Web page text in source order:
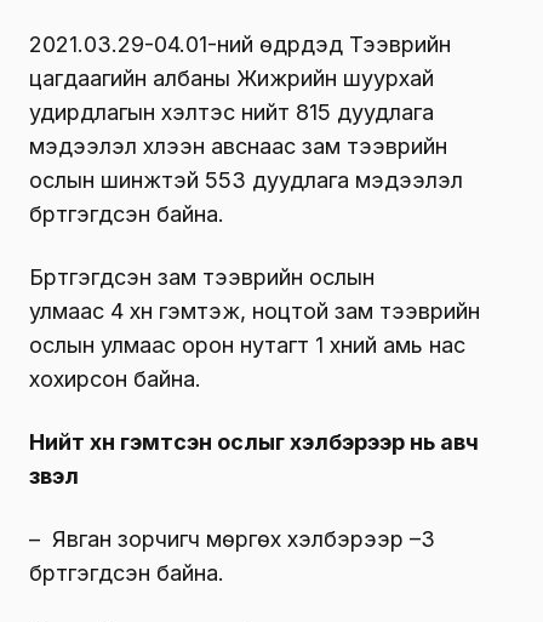
2021.03.29-04.01-ний өдрүүдэд Тээврийн
цагдаагийн албаны Жижүүрийн шуурхай
удирдлагын хэлтэс нийт 815 дуудлага
мэдээлэл хүлээн авснаас зам тээврийн
ослын шинжтэй 553 дуудлага мэдээлэл
бүртгэгдсэн байна.
Бүртгэгдсэн зам тээврийн ослын
улмаас 4 хүн гэмтэж, ноцтой зам тээврийн
ослын улмаас орон нутагт 1 хүний амь нас
хохирсон байна.
Нийт хүн гэмтсэн ослыг хэлбэрээр нь авч
үзвэл
– Явган зорчигч мөргөх хэлбэрээр –3
бүртгэгдсэн байна.